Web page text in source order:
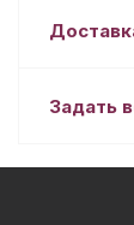
Задать